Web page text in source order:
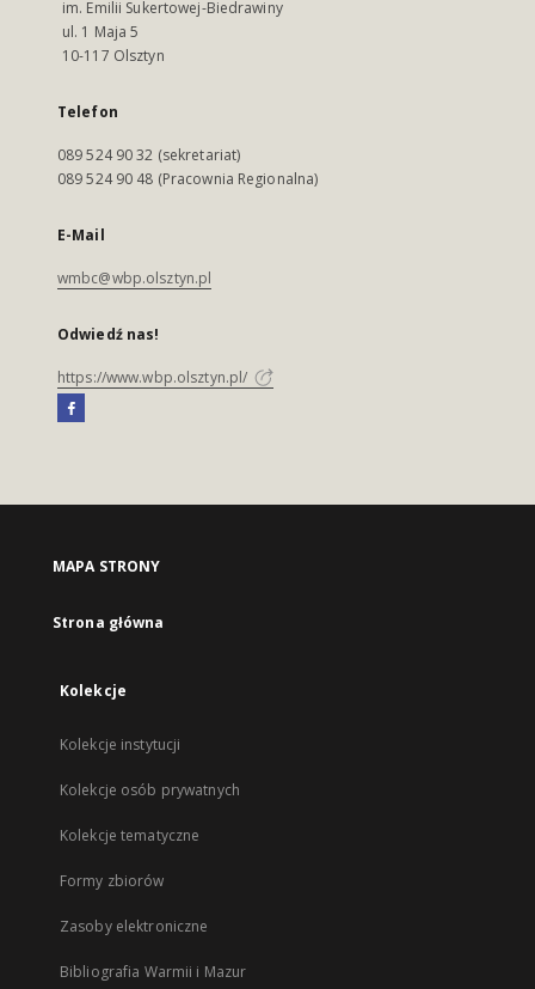
im. Emilii Sukertowej-Biedrawiny
ul. 1 Maja 5
10-117 Olsztyn
Telefon
089 524 90 32 (sekretariat)
089 524 90 48 (Pracownia Regionalna)
E-Mail
wmbc@wbp.olsztyn.pl
Odwiedź nas!
https://www.wbp.olsztyn.pl/
MAPA STRONY
Strona główna
Kolekcje
Kolekcje instytucji
Kolekcje osób prywatnych
Kolekcje tematyczne
Formy zbiorów
Zasoby elektroniczne
Bibliografia Warmii i Mazur